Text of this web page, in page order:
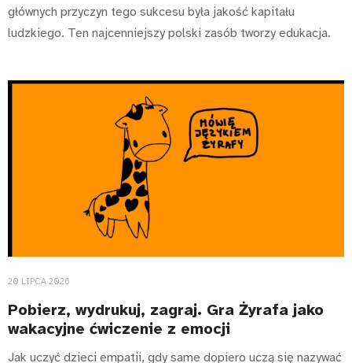
głównych przyczyn tego sukcesu była jakość kapitału
ludzkiego. Ten najcenniejszy polski zasób tworzy edukacja.
20 LIPCA 2026
Pobierz, wydrukuj, zagraj. Gra Żyrafa jako
wakacyjne ćwiczenie z emocji
Jak uczyć dzieci empatii, gdy same dopiero uczą się nazywać